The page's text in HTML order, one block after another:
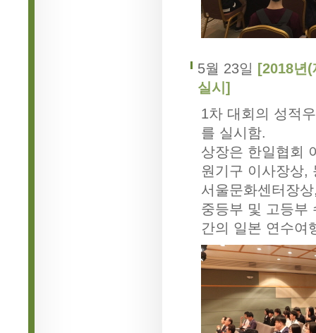
5월 23일 [2018년
실시]
1차 대회의 성적
를 실시함.
상장은 한일협회
원기구 이사장상,
서울문화센터장
중등부 및 고등부
간의 일본 연수여